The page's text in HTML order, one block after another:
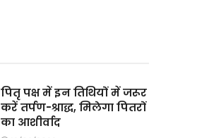
पितृ पक्ष में इन तिथियों में जरूर
करें तर्पण-श्राद्ध, मिलेगा पितरों
का आशीर्वाद